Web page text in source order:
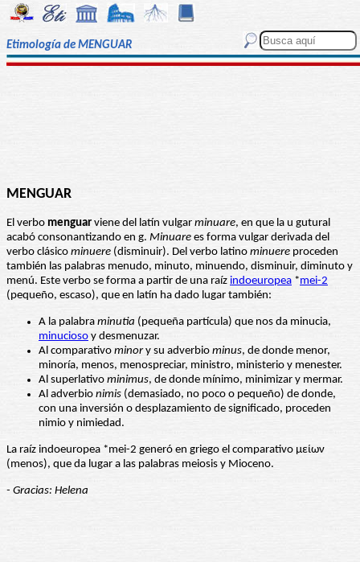
Etimología de MENGUAR
MENGUAR
El verbo menguar viene del latín vulgar minuare, en que la u gutural
acabó consonantizando en g. Minuare es forma vulgar derivada del
verbo clásico minuere (disminuir). Del verbo latino minuere proceden
también las palabras menudo, minuto, minuendo, disminuir, diminuto y
menú. Este verbo se forma a partir de una raíz indoeuropea *mei-2
(pequeño, escaso), que en latín ha dado lugar también:
A la palabra minutia (pequeña partícula) que nos da minucia,
minucioso y desmenuzar.
Al comparativo minory su adverbio minus, de donde menor,
minoría, menos, menospreciar, ministro, ministerio y menester.
Al superlativo minimus, de donde mínimo, minimizar y mermar.
Al adverbio nimis (demasiado, no poco o pequeño) de donde,
con una inversión o desplazamiento de significado, proceden
nimio y nimiedad.
La raíz indoeuropea *mei-2 generó en griego el comparativo μείων
(menos), que da lugar a las palabras meiosis y Mioceno.
- Gracias: Helena